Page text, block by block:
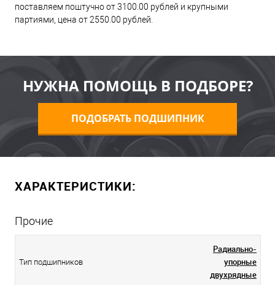
поставляем поштучно от 3100.00 рублей и крупными
партиями, цена от 2550.00 рублей.
НУЖНА ПОМОЩЬ В ПОДБОРЕ?
ПОДОБРАТЬ ПОДШИПНИК
ХАРАКТЕРИСТИКИ:
Прочие
Тип подшипников
Радиально-
упорные
двухрядные